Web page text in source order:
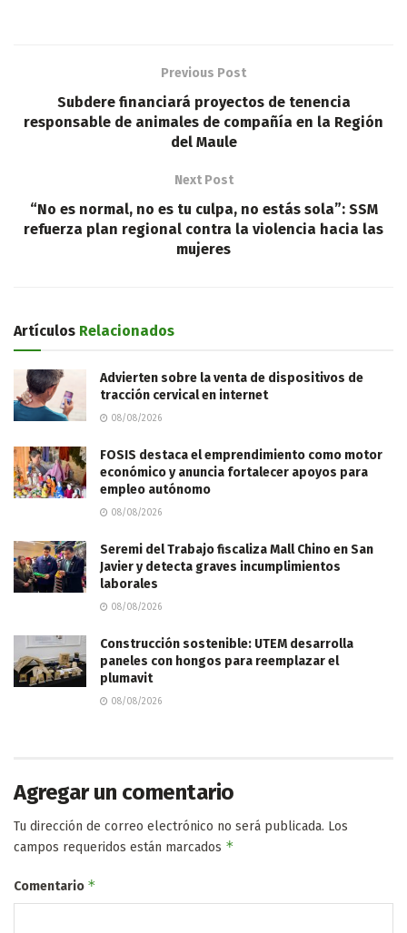
Previous Post
Subdere financiará proyectos de tenencia
responsable de animales de compañía en la Región
del Maule
Next Post
“No es normal, no es tu culpa, no estás sola”: SSM
refuerza plan regional contra la violencia hacia las
mujeres
Artículos Relacionados
Advierten sobre la venta de dispositivos de
tracción cervical en internet
08/08/2026
FOSIS destaca el emprendimiento como motor
económico y anuncia fortalecer apoyos para
empleo autónomo
08/08/2026
Seremi del Trabajo fiscaliza Mall Chino en San
Javier y detecta graves incumplimientos
laborales
08/08/2026
Construcción sostenible: UTEM desarrolla
paneles con hongos para reemplazar el
plumavit
08/08/2026
Agregar un comentario
Tu dirección de correo electrónico no será publicada. Los
campos requeridos están marcados *
Comentario *